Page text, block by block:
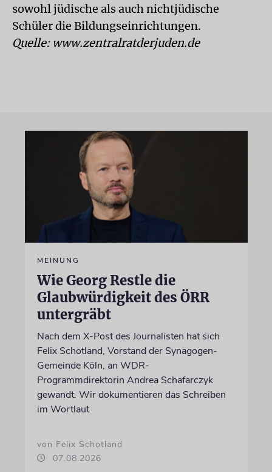
sowohl jüdische als auch nichtjüdische
Schüler die Bildungseinrichtungen.
Quelle: www.zentralratderjuden.de
MEINUNG
Wie Georg Restle die
Glaubwürdigkeit des ÖRR
untergräbt
Nach dem X-Post des Journalisten hat sich
Felix Schotland, Vorstand der Synagogen-
Gemeinde Köln, an WDR-
Programmdirektorin Andrea Schafarczyk
gewandt. Wir dokumentieren das Schreiben
im Wortlaut
von Felix Schotland
07.08.2026